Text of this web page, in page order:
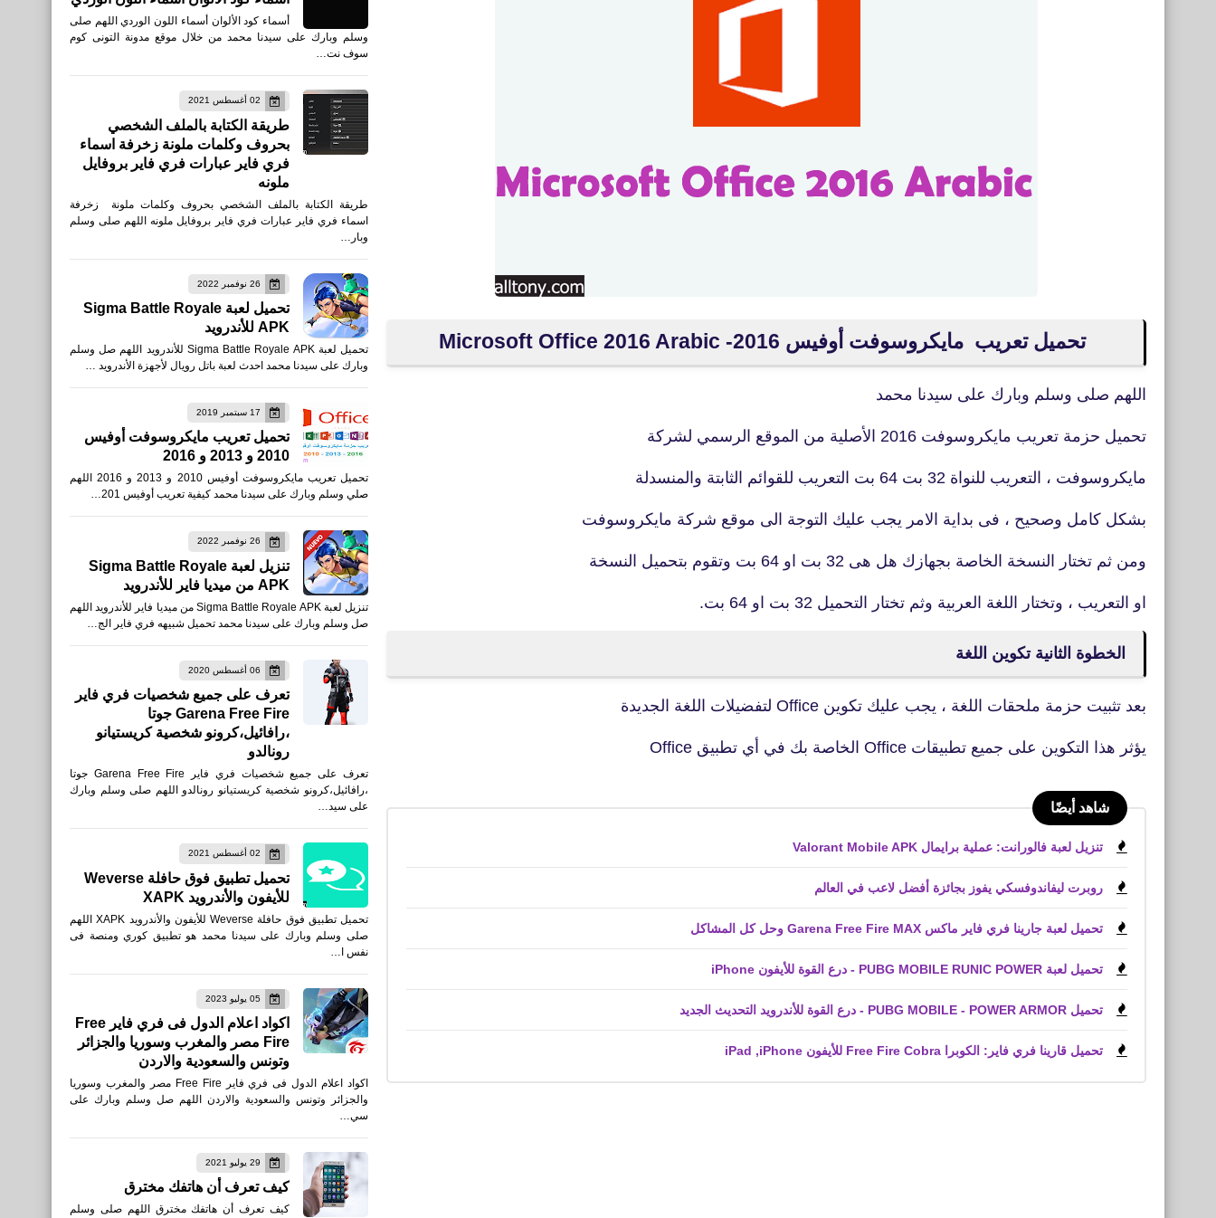
تحميل تعريب مايكروسوفت أوفيس 2016- Microsoft Office 2016 Arabic
اللهم صلى وسلم وبارك على سيدنا محمد
تحميل حزمة تعريب مايكروسوفت 2016 الأصلية من الموقع الرسمي لشركة
مايكروسوفت ، التعريب للنواة 32 بت 64 بت التعريب للقوائم الثابتة والمنسدلة
بشكل كامل وصحيح ، فى بداية الامر يجب عليك التوجة الى موقع شركة مايكروسوفت
ومن ثم تختار النسخة الخاصة بجهازك هل هى 32 بت او 64 بت وتقوم بتحميل النسخة
او التعريب ، وتختار اللغة العربية وثم تختار التحميل 32 بت او 64 بت.
الخطوة الثانية تكوين اللغة
بعد تثبيت حزمة ملحقات اللغة ، يجب عليك تكوين Office لتفضيلات اللغة الجديدة
يؤثر هذا التكوين على جميع تطبيقات Office الخاصة بك في أي تطبيق Office
شاهد أيضًا
تنزيل لعبة فالورانت: عملية برايمال Valorant Mobile APK
روبرت ليفاندوفسكي يفوز بجائزة أفضل لاعب في العالم
تحميل لعبة جارينا فري فاير ماكس Garena Free Fire MAX‏ وحل كل المشاكل
تحميل لعبة PUBG MOBILE RUNIC POWER - درع القوة للأيفون iPhone
تحميل PUBG MOBILE - POWER ARMOR - درع القوة للأندرويد التحديث الجديد
تحميل قارينا فري فاير: الكوبرا Free Fire Cobra للأيفون iPhone,‏ iPad
أسماء كود الألوان أسماء اللون الوردي اللهم صلى
وسلم وبارك على سيدنا محمد من خلال موقع مدونة التونى كوم
سوف نت…
02 أغسطس 2021
طريقة الكتابة بالملف الشخصي
بحروف وكلمات ملونة زخرفة اسماء
فري فاير عبارات فري فاير بروفايل
ملونه
طريقة الكتابة بالملف الشخصي بحروف وكلمات ملونة زخرفة
اسماء فري فاير عبارات فري فاير بروفايل ملونه اللهم صلى وسلم
وبار…
26 نوفمبر 2022
تحميل لعبة Sigma Battle Royale
APK للأندرويد
تحميل لعبة Sigma Battle Royale APK للأندرويد اللهم صل وسلم
وبارك على سيدنا محمد احدث لعبة باتل رويال لأجهزة الأندرويد …
17 سبتمبر 2019
تحميل تعريب مايكروسوفت أوفيس
2010 و 2013 و 2016
تحميل تعريب مايكروسوفت أوفيس 2010 و 2013 و 2016 اللهم
صلي وسلم وبارك على سيدنا محمد كيفية تعريب أوفيس 201…
26 نوفمبر 2022
تنزيل لعبة Sigma Battle Royale
APK من ميديا فاير للأندرويد
تنزيل لعبة Sigma Battle Royale APK من ميديا فاير للأندرويد اللهم
صل وسلم وبارك على سيدنا محمد تحميل شبيهه فري فاير الج…
06 أغسطس 2020
تعرف على جميع شخصيات فري فاير
Garena Free Fire جوتا
،رافائيل،كرونو شخصية كريستيانو
رونالدو
تعرف على جميع شخصيات فري فاير Garena Free Fire جوتا
،رافائيل،كرونو شخصية كريستيانو رونالدو اللهم صلى وسلم وبارك
على سيد…
02 أغسطس 2021
تحميل تطبيق فوق حافلة Weverse
للأيفون والأندرويد XAPK
تحميل تطبيق فوق حافلة Weverse للأيفون والأندرويد XAPK اللهم
صلى وسلم وبارك على سيدنا محمد هو تطبيق كوري ومنصة فى
نفس ا…
05 يوليو 2023
اكواد اعلام الدول فى فري فاير Free
Fire مصر والمغرب وسوريا والجزائر
وتونس والسعودية والاردن
اكواد اعلام الدول فى فري فاير Free Fire مصر والمغرب وسوريا
والجزائر وتونس والسعودية والاردن اللهم صل وسلم وبارك على
سي…
29 يوليو 2021
كيف تعرف أن هاتفك مخترق
كيف تعرف أن هاتفك مخترق اللهم صلى وسلم
العاب
تحميل وتشغيل PUBG Mobile
أفضل برامج لتشغيل PUBG
Mobile على الكمبيوتر
برامج كمبيوتر
كيفية معرفة مواصفات كرت
الشاشة لأي حاسوب وتحديث
التعريفات بدون برامج
اخبار
متطلبات تشغيل لعبة بيس
PES 2020 علي الكمبيوتر
fovtech
العاب
تحميل لعبة cyber hunter pc
نسخة الكمبيوتر
العاب
تحميل creative destruction